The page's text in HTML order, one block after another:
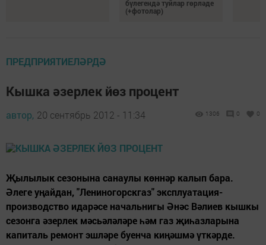
бүлегендә туйлар гөрләде
(+фотолар)
ПРЕДПРИЯТИЕЛӘРДӘ
Кышка әзерлек йөз процент
автор, 20 сентябрь 2012 - 11:34 1306 0 0
Җылылык сезонына санаулы көннәр калып бара.
Әлеге уңайдан, "Лениногорскгаз" эксплуатация-
производство идарәсе начальнигы Әнәс Вәлиев кышкы
сезонга әзерлек мәсьәләләре һәм газ җиһазларына
капиталь ремонт эшләре буенча киңәшмә үткәрде.